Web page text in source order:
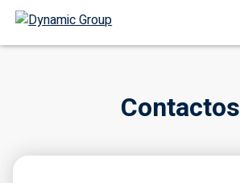
Contactos